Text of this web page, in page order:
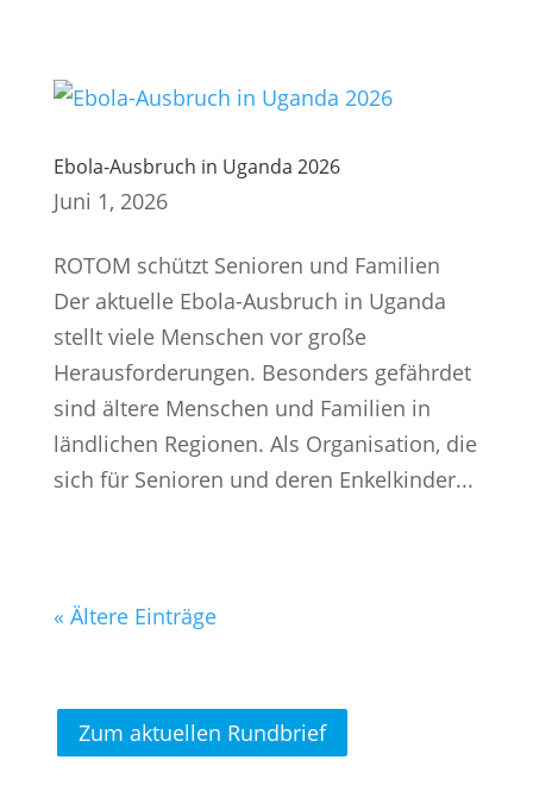
Ebola-Ausbruch in Uganda 2026
Juni 1, 2026
ROTOM schützt Senioren und Familien
Der aktuelle Ebola-Ausbruch in Uganda
stellt viele Menschen vor große
Herausforderungen. Besonders gefährdet
sind ältere Menschen und Familien in
ländlichen Regionen. Als Organisation, die
sich für Senioren und deren Enkelkinder...
« Ältere Einträge
Zum aktuellen Rundbrief